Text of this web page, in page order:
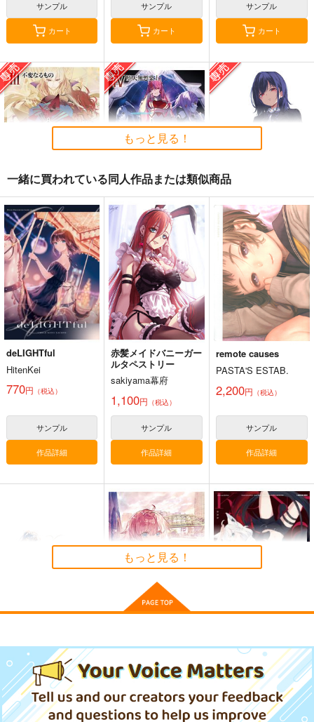
サンプル
カート
サンプル
カート
サンプル
カート
黒白のアヴェスター 3
神座万象・第十四機
関
専売 2,178円（税込）
オリジナル
サンプル
カート
黒白のアヴェスター 4
神座万象・第十四機
関
専売 3,144円（税込）
オリジナル
サンプル
カート
≪C108作品セット
≫B2タペストリー
【サークル：アニマル
マシーン】
アニマルマシーン
専売 2,750 円 （税込）
オリジナル
サンプル
カート
神座万象・第十四機
通勤道中であの娘がぱ
んつを見せてくる本
13嘘つき屋
662円
オリジナル
まぐ太ノート16冊
目 The Bunny's Tail 2
1,430
もっと見る！
一緒に買われている同人作品または類似商品
deLIGHTful
HitenKei
770円 （税込）
サンプル
作品詳細
赤髪メイドバニーガー
ルタペストリー
sakiyama幕府
1,100円 （税込）
サンプル
作品詳細
remote causes
PASTA'S ESTAB.
2,200円 （税込）
サンプル
作品詳細
スタジオdraft
1,100円（税込）
サンプル
1,540円（税込）
サンプル
white parabellum
785円（税込）
サンプル
もっと見る！